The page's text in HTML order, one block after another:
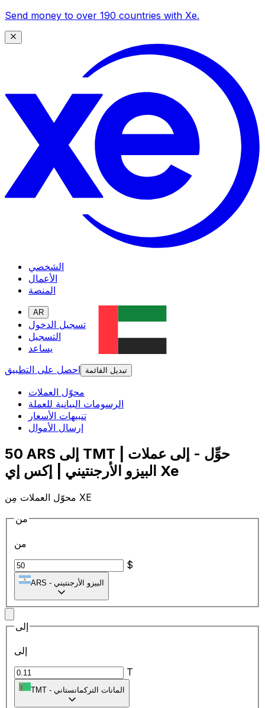
Send money to over 190 countries with Xe.
الشخصي
الأعمال
المنصة
AR
تسجيل الدخول
التسجيل
يساعد
احصل على التطبيق
تبديل القائمة
محوّل العملات
الرسومات البيانية للعملة
تنبيهات الأسعار
إرسال الأموال
50 ARS إلى TMT | حوِّل - إلى عملات
البيزو الأرجنتيني | إكس إي Xe
محوّل العملات مِن XE
من
من
$
ARS - البيزو الأرجنتيني
إلى
إلى
T
TMT - المانات التركمانستاني